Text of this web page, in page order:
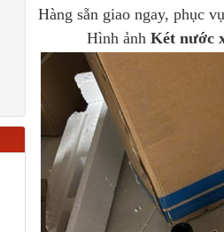
Hàng sẵn giao ngay, phục
Hình ảnh Két nước